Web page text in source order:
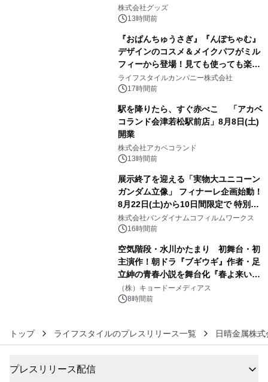
株式会社グッズ
13時間前
『おぱんちゅうさぎ』『んぽちゃむ』
デザインのコスメ＆メイクパフがミル
フィーから登場！見ても使っても楽し
い、ポップでキュートなコレクショ
ン。
ライフスタイルカンパニー株式会社
17時間前
駅を降りたら、すぐ赤べこ 「アカベ
コランド会津若松駅前店」8月8日(土)
開業
株式会社アカベコランド
13時間前
展示終了を迎える「実物大ユニコーン
ガンダム立像」 フィナーレ企画始動！
8月22日(土)から10日間限定で 特別映
像『UNICORN GUNDAM Statue ―
BEYOND POSSIBILITY ―』を上映！
株式会社バンダイナムコフィルムワークス
16時間前
空気階段・水川かたまり 初舞台・初
主演作！朝ドラ『ブギウギ』作者・足
立紳の青春小説を舞台化『春よ来い、
マジで来い』キービジュアル解禁！
（株）キョードーメディアス
8時間前
トップ ライフスタイルのプレスリリース一覧 日晴金属株式
プレスリリース配信